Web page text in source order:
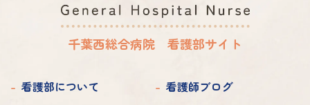
2025年 1月
2023年 3月
2023年 2月
2022年 3月
2022年 2月
2022年 1月
2021年 5月
2021年 4月
2021年 3月
2020年 6月
2020年 4月
2019年 6月
2019年 4月
千葉西総合病院 看護部サイト
看護部について
看護師ブログ